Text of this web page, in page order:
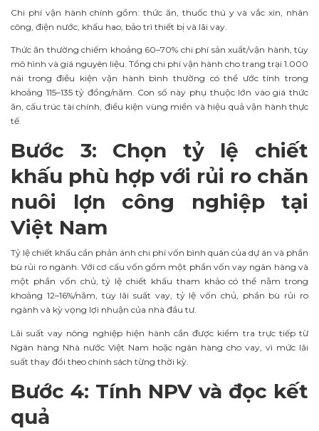
Chi phí vận hành chính gồm: thức ăn, thuốc thú y và vắc xin, nhân
công, điện nước, khấu hao, bảo trì thiết bị và lãi vay.
Thức ăn thường chiếm khoảng 60–70% chi phí sản xuất/vận hành, tùy
mô hình và giá nguyên liệu. Tổng chi phí vận hành cho trang trại 1.000
nái trong điều kiện vận hành bình thường có thể ước tính trong
khoảng 115–135 tỷ đồng/năm. Con số này phụ thuộc lớn vào giá thức
ăn, cấu trúc tài chính, điều kiện vùng miền và hiệu quả vận hành thực
tế.
Bước 3: Chọn tỷ lệ chiết
khấu phù hợp với rủi ro chăn
nuôi lợn công nghiệp tại
Việt Nam
Tỷ lệ chiết khấu cần phản ánh chi phí vốn bình quân của dự án và phần
bù rủi ro ngành. Với cơ cấu vốn gồm một phần vốn vay ngân hàng và
một phần vốn chủ, tỷ lệ chiết khấu tham khảo có thể nằm trong
khoảng 12–16%/năm, tùy lãi suất vay, tỷ lệ vốn chủ, phần bù rủi ro
ngành và kỳ vọng lợi nhuận của nhà đầu tư.
Lãi suất vay nông nghiệp hiện hành cần được kiểm tra trực tiếp từ
Ngân hàng Nhà nước Việt Nam hoặc ngân hàng cho vay, vì mức lãi
suất thay đổi theo chính sách từng thời kỳ.
Bước 4: Tính NPV và đọc kết
quả